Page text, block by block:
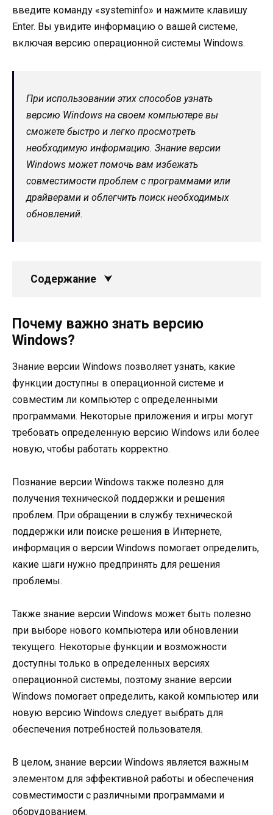
введите команду «systeminfo» и нажмите клавишу
Enter. Вы увидите информацию о вашей системе,
включая версию операционной системы Windows.
При использовании этих способов узнать
версию Windows на своем компьютере вы
сможете быстро и легко просмотреть
необходимую информацию. Знание версии
Windows может помочь вам избежать
совместимости проблем с программами или
драйверами и облегчить поиск необходимых
обновлений.
Содержание
Почему важно знать версию
Windows?
Знание версии Windows позволяет узнать, какие
функции доступны в операционной системе и
совместим ли компьютер с определенными
программами. Некоторые приложения и игры могут
требовать определенную версию Windows или более
новую, чтобы работать корректно.
Познание версии Windows также полезно для
получения технической поддержки и решения
проблем. При обращении в службу технической
поддержки или поиске решения в Интернете,
информация о версии Windows помогает определить,
какие шаги нужно предпринять для решения
проблемы.
Также знание версии Windows может быть полезно
при выборе нового компьютера или обновлении
текущего. Некоторые функции и возможности
доступны только в определенных версиях
операционной системы, поэтому знание версии
Windows помогает определить, какой компьютер или
новую версию Windows следует выбрать для
обеспечения потребностей пользователя.
В целом, знание версии Windows является важным
элементом для эффективной работы и обеспечения
совместимости с различными программами и
оборудованием.